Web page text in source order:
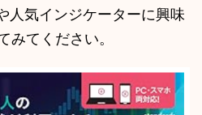
人気インジケーターに興味
みてください。